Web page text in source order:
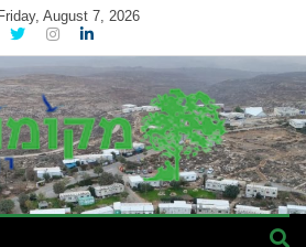
Friday, August 7, 2026
מקומונט
מקומון אינטרנטי לתושבי השומרון